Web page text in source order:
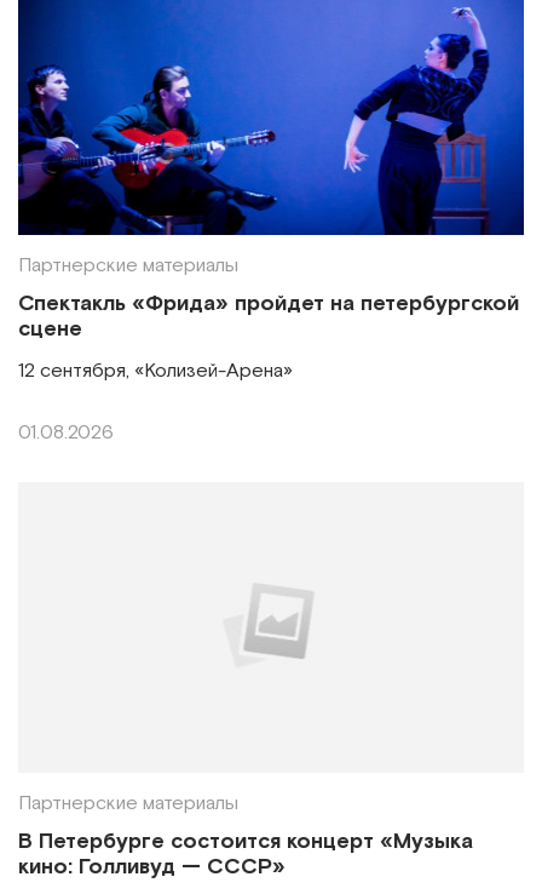
Партнерские материалы
Спектакль «Фрида» пройдет на петербургской
сцене
12 сентября, «Колизей-Арена»
01.08.2026
Партнерские материалы
В Петербурге состоится концерт «Музыка
кино: Голливуд — СССР»